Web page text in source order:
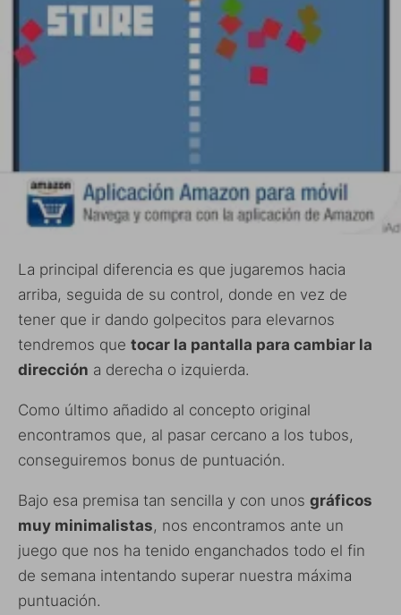
La principal diferencia es que jugaremos hacia
arriba, seguida de su control, donde en vez de
tener que ir dando golpecitos para elevarnos
tendremos que tocar la pantalla para cambiar la
dirección a derecha o izquierda.
Como último añadido al concepto original
encontramos que, al pasar cercano a los tubos,
conseguiremos bonus de puntuación.
Bajo esa premisa tan sencilla y con unos gráficos
muy minimalistas, nos encontramos ante un
juego que nos ha tenido enganchados todo el fin
de semana intentando superar nuestra máxima
puntuación.